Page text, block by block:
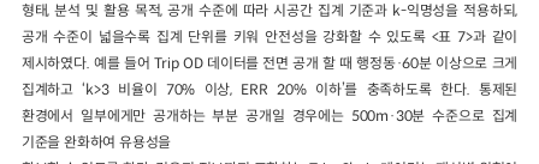
형태, 분석 및 활용 목적, 공개 수준에 따라 시공간 집계 기준과 k-익명성을 적용하되,
공개 수준이 넓을수록 집계 단위를 키워 안전성을 강화할 수 있도록 <표 7>과 같이
제시하였다. 예를 들어 Trip OD 데이터를 전면 공개 할 때 행정동·60분 이상으로 크게
집계하고 ‘k>3 비율이 70% 이상, ERR 20% 이하’를 충족하도록 한다. 통제된
환경에서 일부에게만 공개하는 부분 공개일 경우에는 500m·30분 수준으로 집계
기준을 완화하여 유용성을